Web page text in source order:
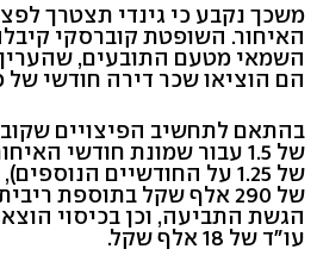
משכך נקבע כי גינדי תצטרך
האיחור. השופטת קוברסקי
השמאי מטעם התובעים,
הם הוציאו שכר דירה חודשי של כ-20 אלף
בהתאם לתחשיב הפיצויים
של 1.5 עבור שמונת חודשי
של 1.25 על החודשיים
של 290 אלף שקל בתוספת
הגשת התביעה, וכן בכיסוי
עו"ד של 18 אלף שקל.